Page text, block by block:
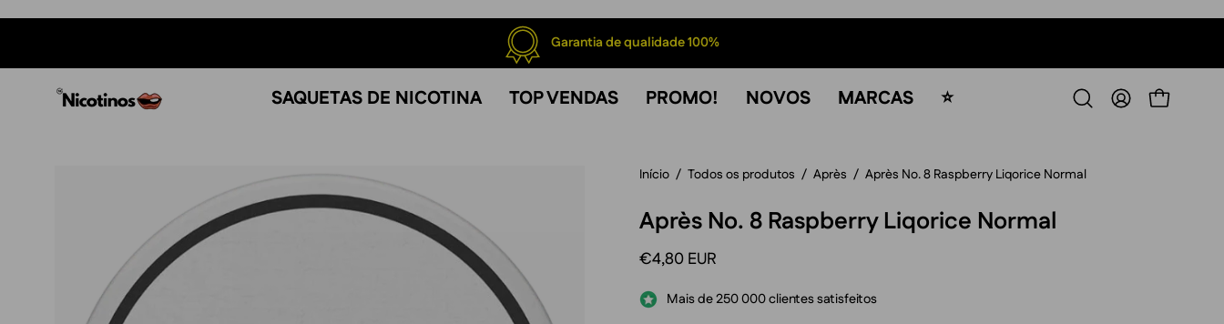
Garantia de qualidade 100%
SAQUETAS DE NICOTINA TOP VENDAS PROMO! NOVOS MARCAS ⭐
Abrir
de
A
ABRIR O
Início / Todos os produtos / Après / Après No. 8 Raspberry Liqorice Normal
Après No. 8 Raspberry Liqorice Normal
€4,80 EUR
Mais de 250 000 clientes satisfeitos